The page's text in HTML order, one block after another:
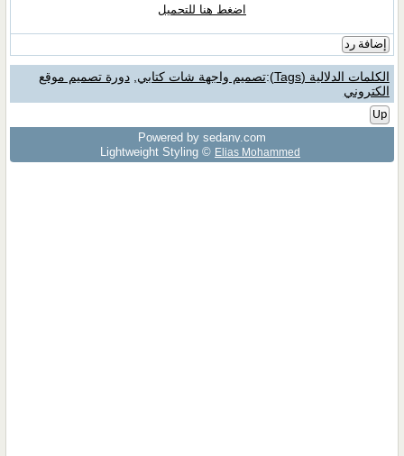
اضغط هنا للتحميل
إضافة رد
الكلمات الدلالية (Tags) :تصميم واجهة شات كتابي ,دورة تصميم موقع
الكتروني
Up
Powered by sedany.com
Lightweight Styling © Elias Mohammed